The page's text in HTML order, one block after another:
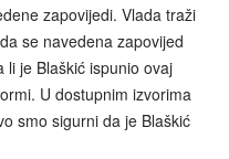
zapovijedi. Vlada traži
se navedena zapovijed
li je Blaškić ispunio ovaj
U dostupnim izvorima
smo sigurni da je Blaškić